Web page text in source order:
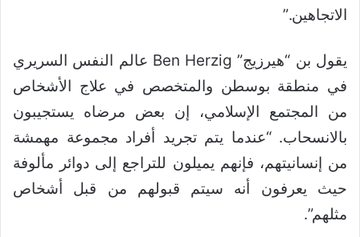
الاتجاهين.”
يقول بن “هيرزيج” Ben Herzig عالم النفس السريري
في منطقة بوسطن والمتخصص في علاج الأشخاص
من المجتمع الإسلامي، إن بعض مرضاه يستجيبون
بالانسحاب. “عندما يتم تجريد أفراد مجموعة مهمشة
من إنسانيتهم، فإنهم يميلون للتراجع إلى دوائر مألوفة
حيث يعرفون أنه سيتم قبولهم من قبل أشخاص
مثلهم”.